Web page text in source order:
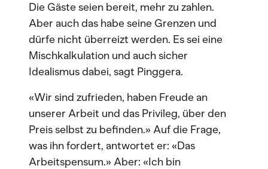
Die Gäste seien bereit, mehr zu zahlen.
Aber auch das habe seine Grenzen und
dürfe nicht überreizt werden. Es sei eine
Mischkalkulation und auch sicher
Idealismus dabei, sagt Pinggera.
«Wir sind zufrieden, haben Freude an
unserer Arbeit und das Privileg, über den
Preis selbst zu befinden.» Auf die Frage,
was ihn fordert, antwortet er: «Das
Arbeitspensum.» Aber: «Ich bin